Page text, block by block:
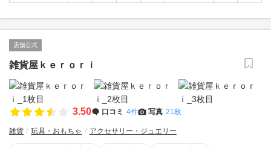
店舗公式
雑貨屋ｋｅｒｏｒｉ
3.50 口コミ 4件 写真 21枚
雑貨 玩具・おもちゃ アクセサリー・ジュエリー